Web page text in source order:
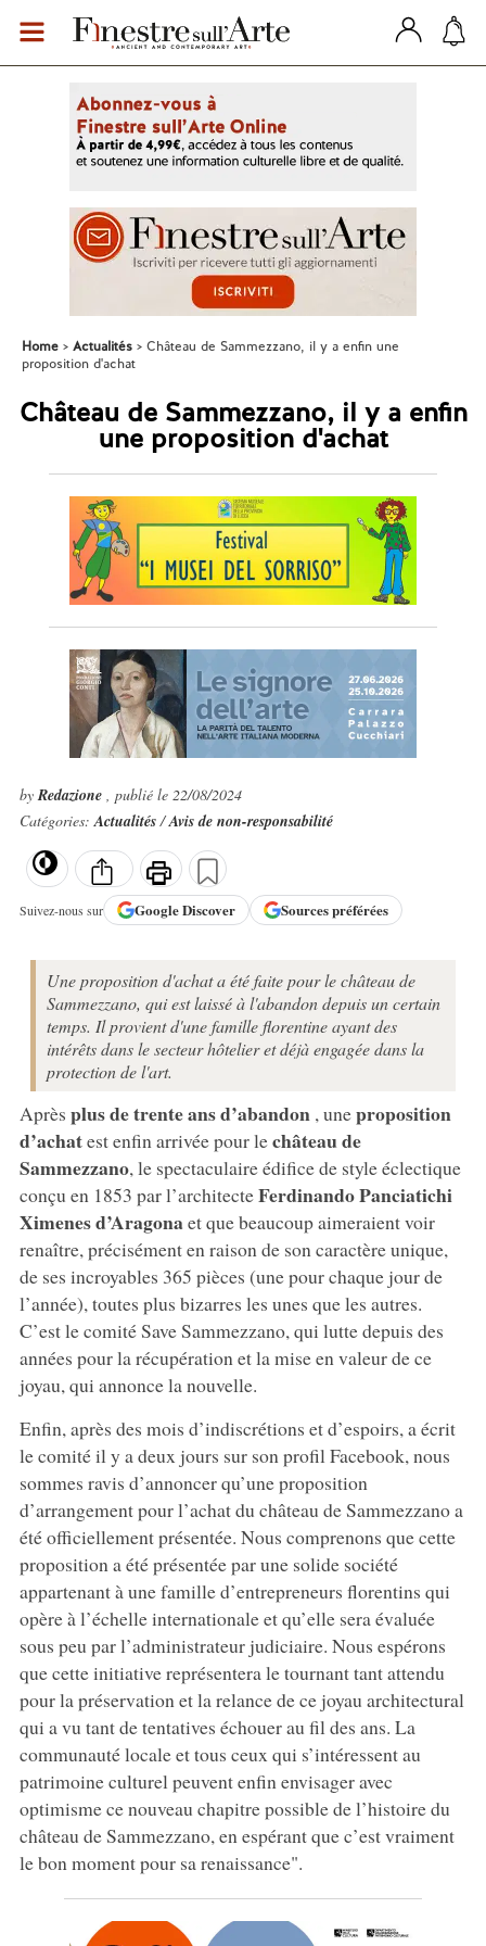
Home Actualités
Château de Sammezzano, il y a enfin une
proposition d'achat
Château de Sammezzano, il y a enfin
une proposition d'achat
byRedazione , publié le 22/08/2024
Catégories:Actualités/Avis de non-responsabilité
Suivez-nous sur GoogleDiscover Sources préférées
Une proposition d'achat a été faite pour le château de
Sammezzano, qui est laissé à l'abandon depuis un certain
temps. Il provient d'une famille florentine ayant des
intérêts dans le secteur hôtelier et déjà engagée dans la
protection de l'art.
Après plus de trente ans d’abandon , uneproposition
d’achatest enfin arrivée pour lechâteau de
Sammezzano, le spectaculaire édifice de style éclectique
conçu en 1853 par l’architecteFerdinando Panciatichi
Ximenes d’Aragonaet que beaucoup aimeraient voir
renaître, précisément en raison de son caractère unique,
de ses incroyables 365 pièces (une pour chaque jour de
l’année), toutes plus bizarres les unes que les autres.
C’est le comité Save Sammezzano, qui lutte depuis des
années pour la récupération et la mise en valeur de ce
joyau, qui annonce la nouvelle.
Enfin, après des mois d’indiscrétions et d’espoirs, a écrit
le comité il y a deux jours sur son profil Facebook, nous
sommes ravis d’annoncer qu’une proposition
d’arrangement pour l’achat du château de Sammezzano a
été officiellement présentée. Nous comprenons que cette
proposition a été présentée par une solide société
appartenant à une famille d’entrepreneurs florentins qui
opère à l’échelle internationale et qu’elle sera évaluée
sous peu par l’administrateur judiciaire. Nous espérons
que cette initiative représentera le tournant tant attendu
pour la préservation et la relance de ce joyau architectural
qui a vu tant de tentatives échouer au fil des ans. La
communauté locale et tous ceux qui s’intéressent au
patrimoine culturel peuvent enfin envisager avec
optimisme ce nouveau chapitre possible de l’histoire du
château de Sammezzano, en espérant que c’est vraiment
le bon moment pour sa renaissance".